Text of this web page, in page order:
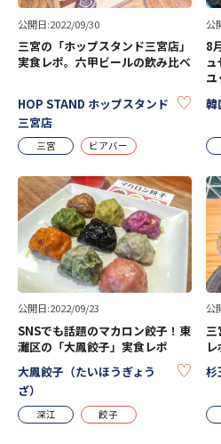
公開日:2022/09/30
三宮の「ホップスタンド三宮店」
実食レポ。六甲ビールの飲み比べ
HOP STAND ホップスタンド
三宮店
三宮 ビアバー
公
8
ユ
韓
公開日:2022/09/23
SNSでも話題のマカロン餃子！東
灘区の「大鳳餃子」実食レポ
大鳳餃子（たいほうぎょう
ざ）
深江 餃子
公
杉